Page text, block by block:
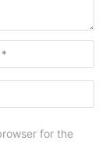
for the